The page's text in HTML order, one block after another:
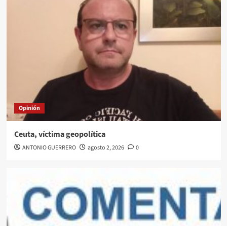
Opinión
Ceuta, víctima geopolítica
ANTONIO GUERRERO agosto 2, 2026 0